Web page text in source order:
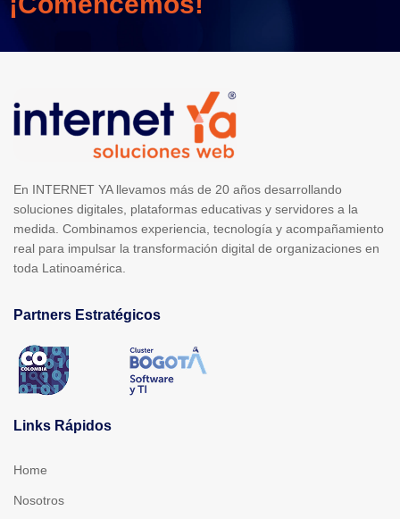
En INTERNET YA llevamos más de 20 años desarrollando
soluciones digitales, plataformas educativas y servidores a la
medida. Combinamos experiencia, tecnología y acompañamiento
real para impulsar la transformación digital de organizaciones en
toda Latinoamérica.
Partners Estratégicos
Links Rápidos
Home
Nosotros